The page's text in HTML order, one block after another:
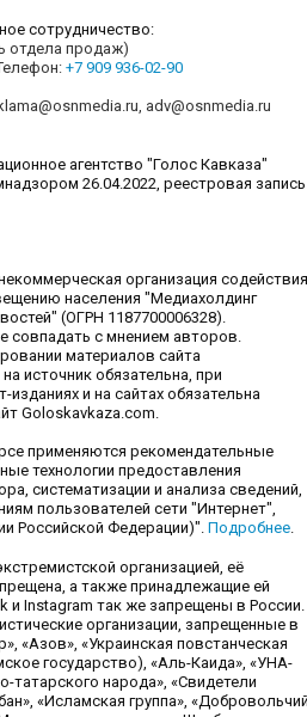
сотрудничество:
отдела продаж)
+7 909 936-02-90
, adv@osnmedia.ru
агентство "Голос Кавказа"
26.04.2022, реестровая запись
организация содействия
населения "Медиахолдинг
(ОГРН 1187700006328).
совпадать с мнением авторов.
материалов сайта
источник обязательна, при
и на сайтах обязательна
Goloskavkaza.com.
применяются рекомендательные
технологии предоставления
систематизации и анализа сведений,
пользователей сети "Интернет",
Российской Федерации)". Подробнее.
организацией, её
а также принадлежащие ей
и Instagram так же запрещены в России.
организации, запрещенные в
«Азов», «Украинская повстанческая
государство), «Аль-Каида», «УНА-
народа», «Свидетели
«Исламская группа»,